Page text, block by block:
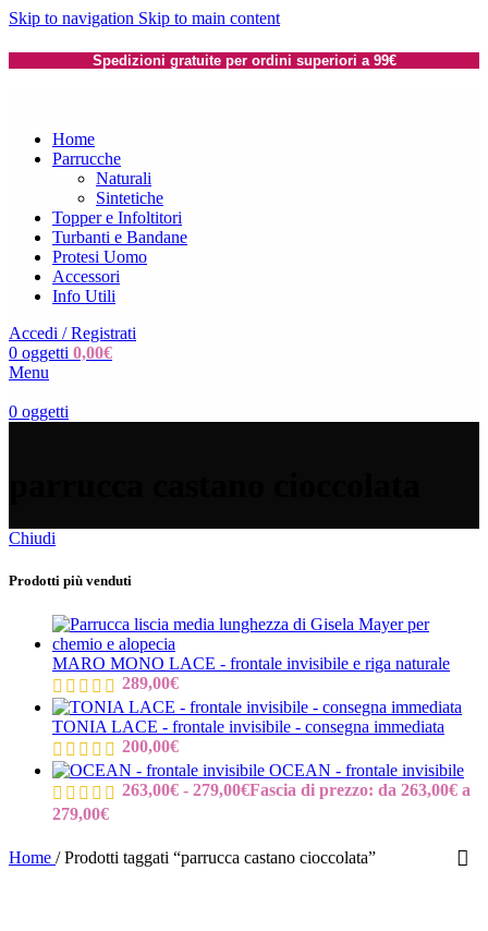
Skip to navigation Skip to main content
Spedizioni gratuite per ordini superiori a 99€
Home
Parrucche
Naturali
Sintetiche
Topper e Infoltitori
Turbanti e Bandane
Protesi Uomo
Accessori
Info Utili
Accedi / Registrati
0 oggetti 0,00€
Menu
0 oggetti
Chiudi
Prodotti più venduti
MARO MONO LACE - frontale invisibile e riga naturale
289,00€
TONIA LACE - frontale invisibile - consegna immediata
200,00€
OCEAN - frontale invisibile
263,00€ - 279,00€Fascia di prezzo: da 263,00€ a
279,00€
Home / Prodotti taggati “parrucca castano cioccolata”